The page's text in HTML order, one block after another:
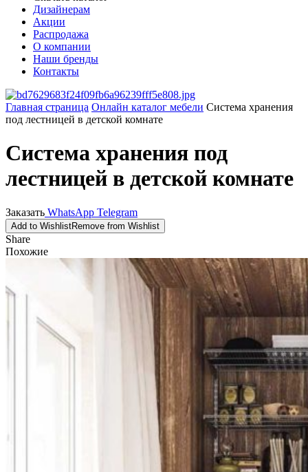
Дизайнерам
Акции
Распродажа
О компании
Наши бренды
Контакты
Главная страница Онлайн каталог мебели Система хранения
под лестницей в детской комнате
Система хранения под
лестницей в детской комнате
Заказать WhatsApp Telegram
Add to WishlistRemove from Wishlist
Share
Похожие